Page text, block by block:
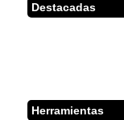
Destacadas
Herramientas